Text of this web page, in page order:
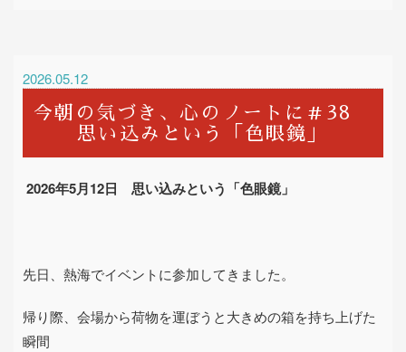
2026.05.12
今朝の気づき、心のノートに＃38
思い込みという「色眼鏡」
2026年5月12日 思い込みという「色眼鏡」
先日、熱海でイベントに参加してきました。
帰り際、会場から荷物を運ぼうと大きめの箱を持ち上げた
瞬間